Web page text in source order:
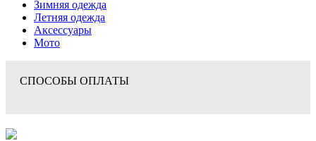
Зимняя одежда
Летняя одежда
Аксессуары
Мото
СПОСОБЫ ОПЛАТЫ